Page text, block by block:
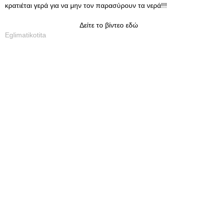
κρατιέται γερά για να μην τον παρασύρουν τα νερά!!!
Δείτε το βίντεο εδώ
Eglimatikotita